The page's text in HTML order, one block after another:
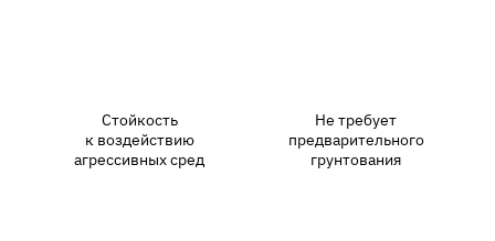
Стойкость
к воздействию
агрессивных сред
Не требует
предварительного
грунтования